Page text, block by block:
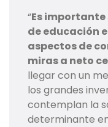
“Es
de educación
aspectos de
miras a neto
llegar con un
los grandes
contemplan la
determinante en